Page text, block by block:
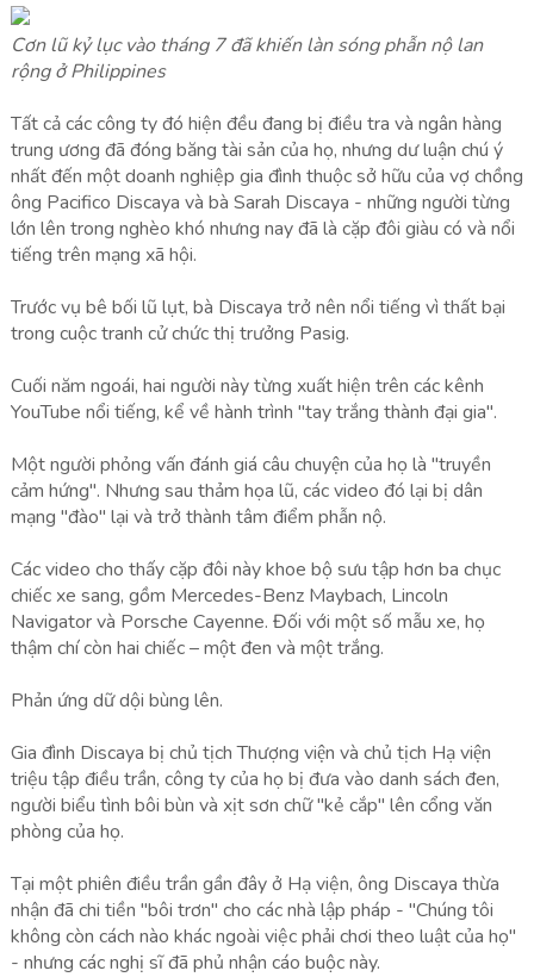
Cơn lũ kỷ lục vào tháng 7 đã khiến làn sóng phẫn nộ lan
rộng ở Philippines
Tất cả các công ty đó hiện đều đang bị điều tra và ngân hàng
trung ương đã đóng băng tài sản của họ, nhưng dư luận chú ý
nhất đến một doanh nghiệp gia đình thuộc sở hữu của vợ chồng
ông Pacifico Discaya và bà Sarah Discaya - những người từng
lớn lên trong nghèo khó nhưng nay đã là cặp đôi giàu có và nổi
tiếng trên mạng xã hội.
Trước vụ bê bối lũ lụt, bà Discaya trở nên nổi tiếng vì thất bại
trong cuộc tranh cử chức thị trưởng Pasig.
Cuối năm ngoái, hai người này từng xuất hiện trên các kênh
YouTube nổi tiếng, kể về hành trình "tay trắng thành đại gia".
Một người phỏng vấn đánh giá câu chuyện của họ là "truyền
cảm hứng". Nhưng sau thảm họa lũ, các video đó lại bị dân
mạng "đào" lại và trở thành tâm điểm phẫn nộ.
Các video cho thấy cặp đôi này khoe bộ sưu tập hơn ba chục
chiếc xe sang, gồm Mercedes-Benz Maybach, Lincoln
Navigator và Porsche Cayenne. Đối với một số mẫu xe, họ
thậm chí còn hai chiếc – một đen và một trắng.
Phản ứng dữ dội bùng lên.
Gia đình Discaya bị chủ tịch Thượng viện và chủ tịch Hạ viện
triệu tập điều trần, công ty của họ bị đưa vào danh sách đen,
người biểu tình bôi bùn và xịt sơn chữ "kẻ cắp" lên cổng văn
phòng của họ.
Tại một phiên điều trần gần đây ở Hạ viện, ông Discaya thừa
nhận đã chi tiền "bôi trơn" cho các nhà lập pháp - "Chúng tôi
không còn cách nào khác ngoài việc phải chơi theo luật của họ"
- nhưng các nghị sĩ đã phủ nhận cáo buộc này.